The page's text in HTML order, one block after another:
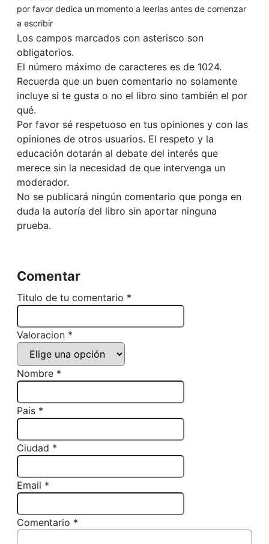
por favor dedica un momento a leerlas antes de comenzar
a escribir
Los campos marcados con asterisco son
obligatorios.
El número máximo de caracteres es de 1024.
Recuerda que un buen comentario no solamente
incluye si te gusta o no el libro sino también el por
qué.
Por favor sé respetuoso en tus opiniones y con las
opiniones de otros usuarios. El respeto y la
educación dotarán al debate del interés que
merece sin la necesidad de que intervenga un
moderador.
No se publicará ningún comentario que ponga en
duda la autoría del libro sin aportar ninguna
prueba.
Comentar
Titulo de tu comentario *
Valoracion *
Nombre *
Pais *
Ciudad *
Email *
Comentario *